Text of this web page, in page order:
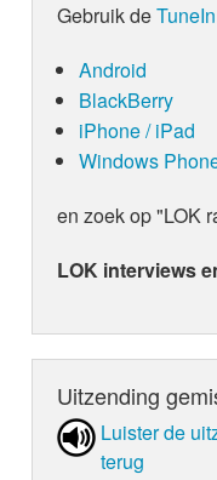
Gebruik de
Android
BlackBerry
iPhone / iPad
Windows
en zoek op "LOK
LOK interviews
Uitzending
Luister de
terug